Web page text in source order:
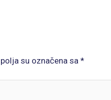
su označena sa *